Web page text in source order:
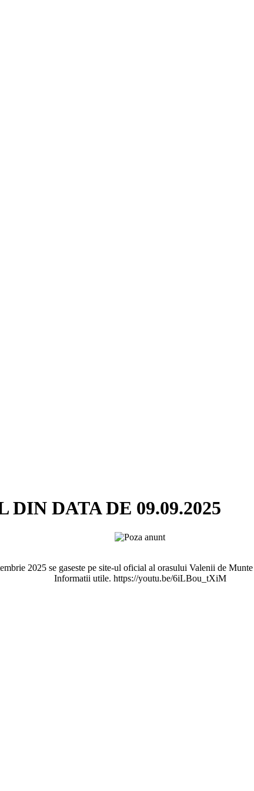
DATA DE 09.09.2025
2025 se gaseste pe site-ul oficial al orasului Valenii de
Informatii utile. https://youtu.be/6iLBou_tXiM